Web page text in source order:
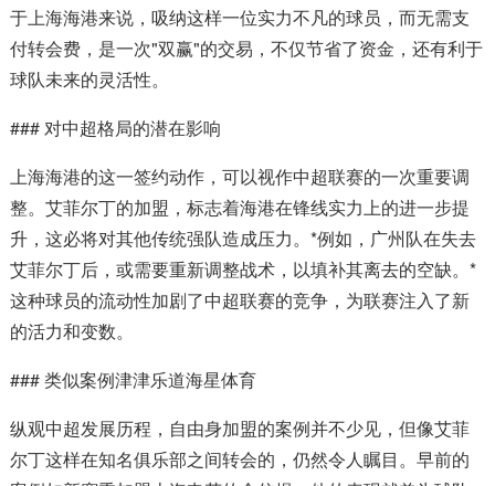
于上海海港来说，吸纳这样一位实力不凡的球员，而无需支
付转会费，是一次"双赢"的交易，不仅节省了资金，还有利于
球队未来的灵活性。
### 对中超格局的潜在影响
上海海港的这一签约动作，可以视作中超联赛的一次重要调
整。艾菲尔丁的加盟，标志着海港在锋线实力上的进一步提
升，这必将对其他传统强队造成压力。*例如，广州队在失去
艾菲尔丁后，或需要重新调整战术，以填补其离去的空缺。*
这种球员的流动性加剧了中超联赛的竞争，为联赛注入了新
的活力和变数。
### 类似案例津津乐道海星体育
纵观中超发展历程，自由身加盟的案例并不少见，但像艾菲
尔丁这样在知名俱乐部之间转会的，仍然令人瞩目。早前的